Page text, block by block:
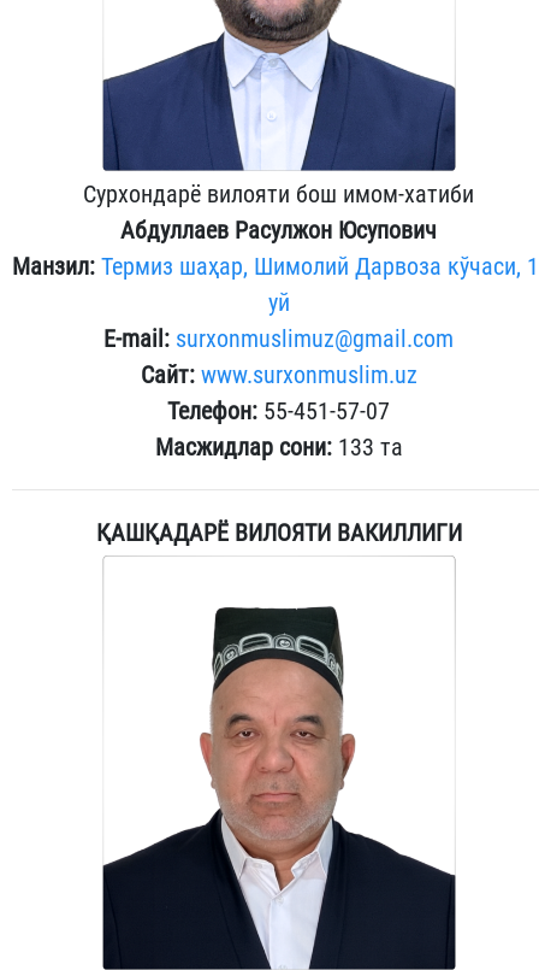
Сурхондарё вилояти бош имом-хатиби
Абдуллаев Расулжон Юсупович
Манзил: Термиз шаҳар, Шимолий Дарвоза кўчаси,
уй
E-mail: surxonmuslimuz@gmail.com
Сайт: www.surxonmuslim.uz
Телефон: 55-451-57-07
Масжидлар сони:133 та
ҚАШҚАДАРЁ ВИЛОЯТИ ВАКИЛЛИГИ